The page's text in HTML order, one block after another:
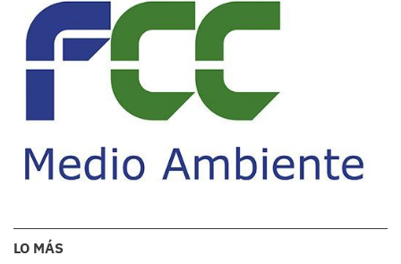
LO MÁS